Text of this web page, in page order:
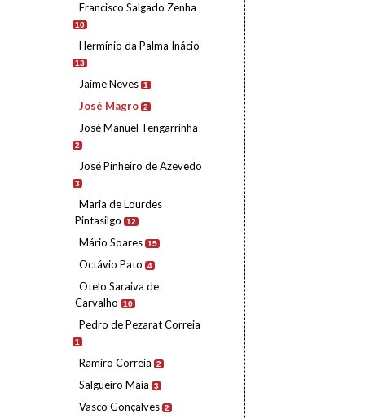
Francisco Salgado Zenha
10
Hermínio da Palma Inácio
13
Jaime Neves 1
José Magro 2
José Manuel Tengarrinha
2
José Pinheiro de Azevedo
3
Maria de Lourdes
Pintasilgo
12
Mário Soares 15
Octávio Pato 4
Otelo Saraiva de
Carvalho
10
Pedro de Pezarat Correia
1
Ramiro Correia 2
Salgueiro Maia 3
Vasco Gonçalves 2